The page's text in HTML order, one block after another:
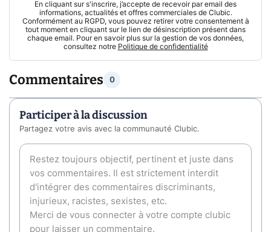
En cliquant sur s'inscrire, j’accepte de recevoir par email des
informations, actualités et offres commerciales de Clubic.
Conformément au RGPD, vous pouvez retirer votre consentement à
tout moment en cliquant sur le lien de désinscription présent dans
chaque email. Pour en savoir plus sur la gestion de vos données,
consultez notre Politique de confidentialité
Commentaires 0
Participer à la discussion
Partagez votre avis avec la communauté Clubic.